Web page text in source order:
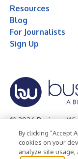
Resources
Blog
For Journalists
Sign Up
© 2026 Business
Privacy Policy
Terms of Use
By clicking “Accept
cookies on your
analyze site